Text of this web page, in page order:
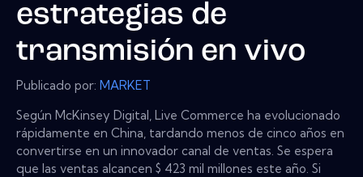
estrategias de
transmisión en vivo
Publicado por: MARKET
Según McKinsey Digital, Live Commerce ha evolucionado
rápidamente en China, tardando menos de cinco años en
convertirse en un innovador canal de ventas. Se espera
que las ventas alcancen $ 423 mil millones este año. Si